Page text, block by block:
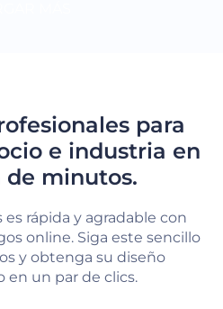
para
e industria en
de minutos.
es rápida y agradable con
online. Siga este sencillo
y obtenga su diseño
en un par de clics.